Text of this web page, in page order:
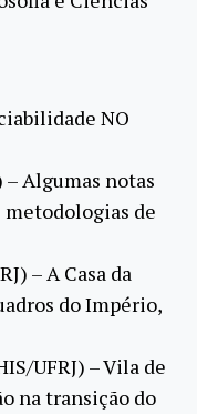
NO
– Algumas notas
metodologias de
– A Casa da
do Império,
UFRJ) – Vila de
na transição do